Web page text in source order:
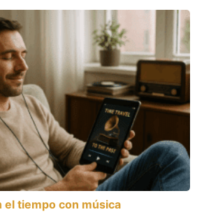
el tiempo con música